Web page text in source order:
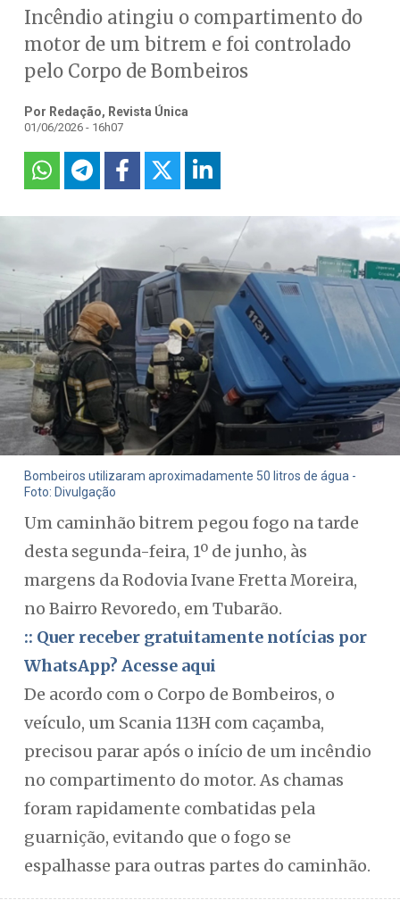
Incêndio atingiu o compartimento do
motor de um bitrem e foi controlado
pelo Corpo de Bombeiros
Por Redação, Revista Única
01/06/2026 - 16h07
Bombeiros utilizaram aproximadamente 50 litros de água -
Foto: Divulgação
Um caminhão bitrem pegou fogo na tarde
desta segunda-feira, 1º de junho, às
margens da Rodovia Ivane Fretta Moreira,
no Bairro Revoredo, em Tubarão.
:: Quer receber gratuitamente notícias por
WhatsApp? Acesse aqui
De acordo com o Corpo de Bombeiros, o
veículo, um Scania 113H com caçamba,
precisou parar após o início de um incêndio
no compartimento do motor. As chamas
foram rapidamente combatidas pela
guarnição, evitando que o fogo se
espalhasse para outras partes do caminhão.